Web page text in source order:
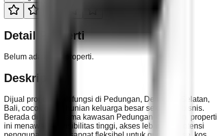
Detail Properti
Belum ada detail properti.
Deskripsi
Dijual properti multifungsi di Pedungan, Denpasar Selatan,
Bali, cocok untuk hunian keluarga besar sekaligus bisnis.
Berada di jalan utama kawasan Pedungan–Sesetan, properti
ini menawarkan visibilitas tinggi, akses lebar, dan potensi